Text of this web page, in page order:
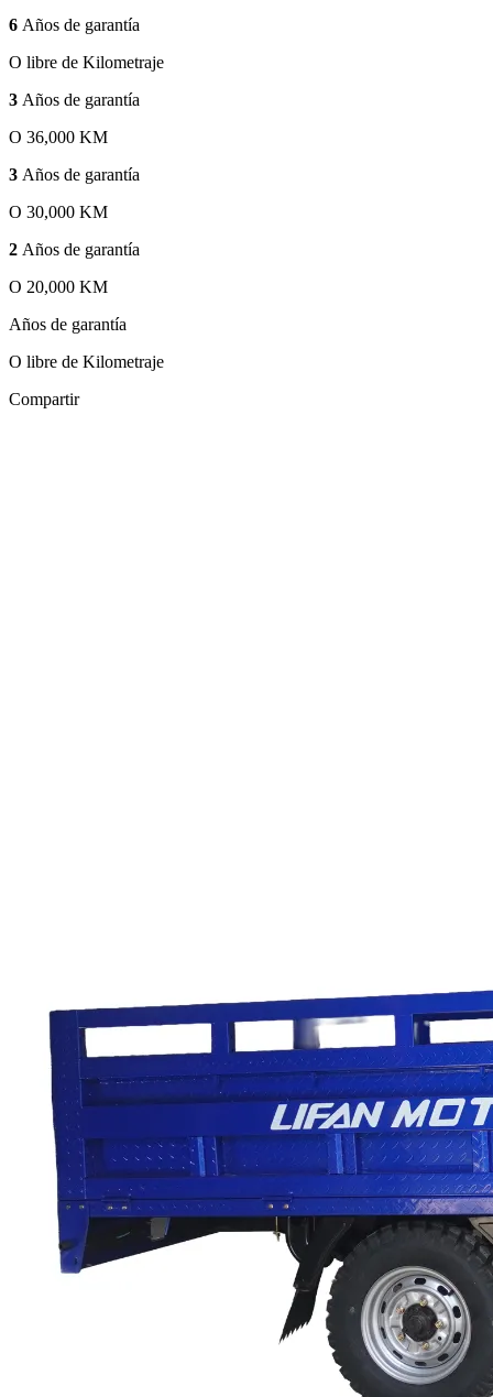
6 Años de garantía
O libre de Kilometraje
3 Años de garantía
O 36,000 KM
3 Años de garantía
O 30,000 KM
2 Años de garantía
O 20,000 KM
Años de garantía
O libre de Kilometraje
Compartir